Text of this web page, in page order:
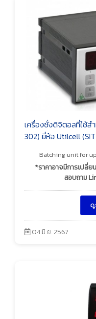
เครื่องชั่งดิจิตอลที่ใช้ส
302) ยี่ห้อ Utilcell
Batching unit for
*ราคาอาจมีการเปลี่
สอบถาม
ดู
04 มิ.ย. 2567